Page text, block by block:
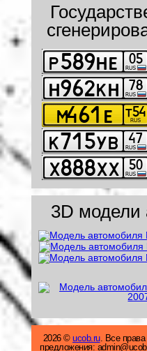
3D модели
2026 © ucob.ru. Все
предложения: